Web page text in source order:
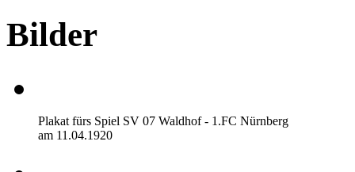
Bilder
Plakat fürs Spiel SV 07 Waldhof - 1.FC Nürnberg
am 11.04.1920